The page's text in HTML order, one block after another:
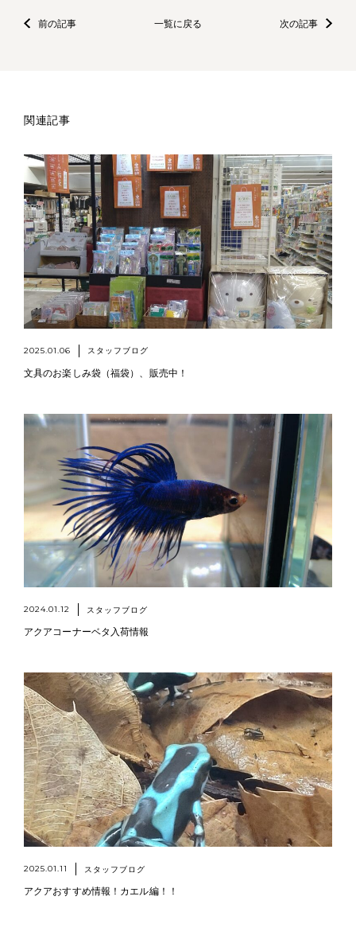
前の記事 一覧に戻る 次の記事
関連記事
2025.01.06 スタッフブログ
文具のお楽しみ袋（福袋）、販売中！
2024.01.12 スタッフブログ
アクアコーナーベタ入荷情報
2025.01.11 スタッフブログ
アクアおすすめ情報！カエル編！！